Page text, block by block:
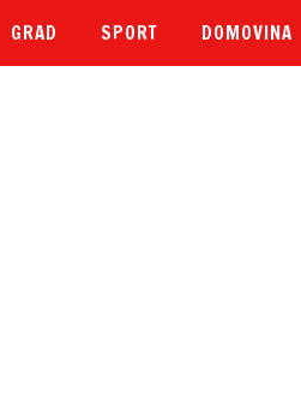
GRAD SPORT DOMOVINA